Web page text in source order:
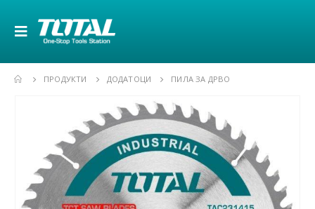
ПРОДУКТИ ДОДАТОЦИ ПИЛА ЗА ДРВО